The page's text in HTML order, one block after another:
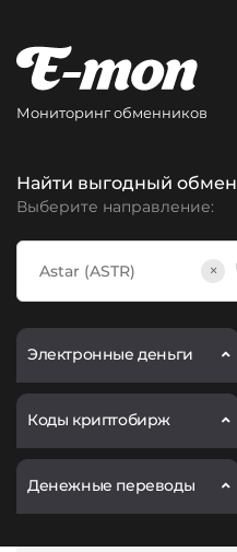
Мониторинг обменников
Найти выгодный обмен
Выберите направление:
×
Электронные деньги
Коды криптобирж
Денежные переводы